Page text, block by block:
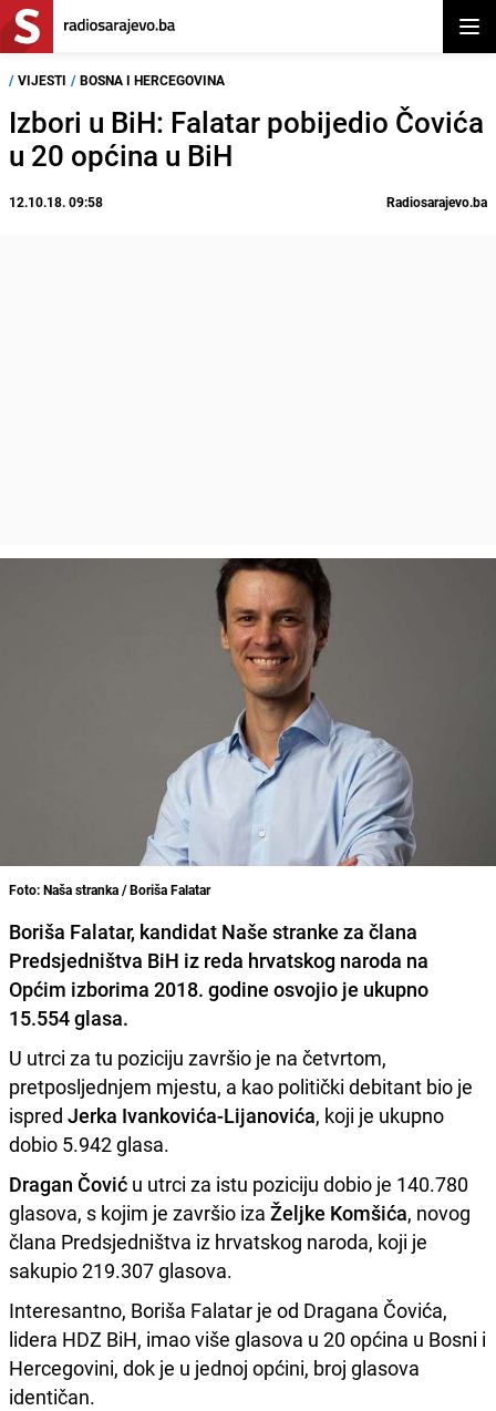
/ VIJESTI / BOSNA I HERCEGOVINA
Izbori u BiH: Falatar pobijedio Čovića
u 20 općina u BiH
12.10.18. 09:58 Radiosarajevo.ba
Foto: Naša stranka / Boriša Falatar
Boriša Falatar, kandidat Naše stranke za člana
Predsjedništva BiH iz reda hrvatskog naroda na
Općim izborima 2018. godine osvojio je ukupno
15.554 glasa.
U utrci za tu poziciju završio je na četvrtom,
pretposljednjem mjestu, a kao politički debitant bio je
ispred Jerka Ivankovića-Lijanovića, koji je ukupno
dobio 5.942 glasa.
Dragan Čović u utrci za istu poziciju dobio je 140.780
glasova, s kojim je završio iza Željke Komšića, novog
člana Predsjedništva iz hrvatskog naroda, koji je
sakupio 219.307 glasova.
Interesantno, Boriša Falatar je od Dragana Čovića,
lidera HDZ BiH, imao više glasova u 20 općina u Bosni i
Hercegovini, dok je u jednoj općini, broj glasova
identičan.